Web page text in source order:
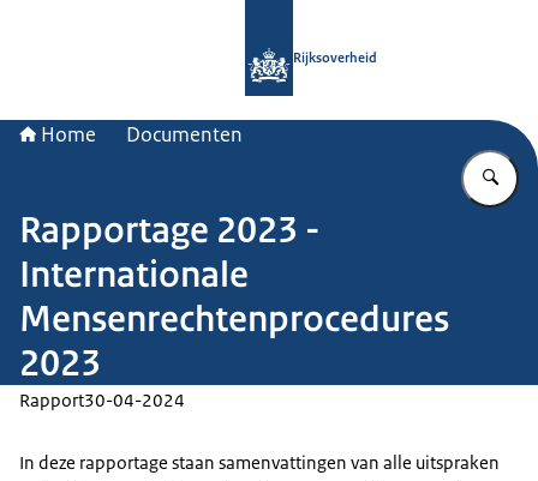
Rijksoverheid
Home Documenten
Rapportage 2023 -
Internationale
Mensenrechtenprocedures
2023
Rapport30-04-2024
In deze rapportage staan samenvattingen van alle uitspraken